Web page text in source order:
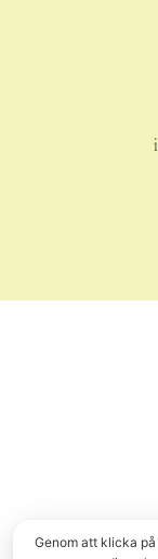
Genom att klicka